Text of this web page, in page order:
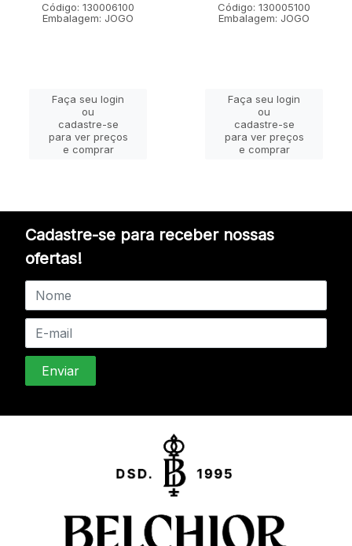
Código: 130006100
Embalagem: JOGO
Faça seu login
ou
cadastre-se
para ver preços
e comprar
Código: 130005100
Embalagem: JOGO
Faça seu login
ou
cadastre-se
para ver preços
e comprar
Cadastre-se para receber nossas
ofertas!